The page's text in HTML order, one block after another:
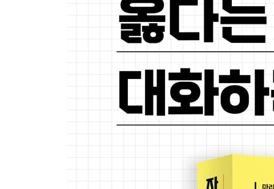
? 알아두면 좋은 보조기술 5. 온라인 소통의 특수한
: 얼굴이 보이지 않을수록 섬세하게
부록 한 흑인 음악가가 수백 인종주의자의 마음을
나가는 글 생각이 다른 사람을 만나도 서둘러 포기